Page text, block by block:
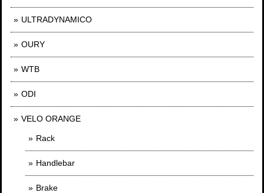
ULTRADYNAMICO
OURY
WTB
ODI
VELO ORANGE
Rack
Handlebar
Brake